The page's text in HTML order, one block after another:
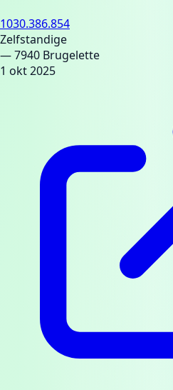
1030.386.854
Zelfstandige
— 7940 Brugelette
1 okt 2025